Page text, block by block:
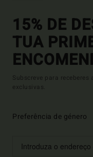
15% DE
TUA
Subscreve para
exclusivas.
Preferência de género